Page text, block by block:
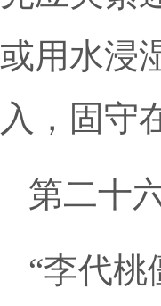
或用水浸
入，固守
第二十
“李代